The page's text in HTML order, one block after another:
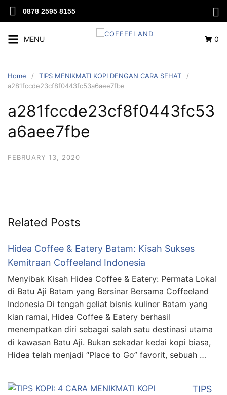
0878 2595 8155
MENU 0
Home
TIPS MENIKMATI KOPI DENGAN CARA SEHAT
a281fccde23cf8f0443fc53a6aee7fbe
a281fccde23cf8f0443fc53
a6aee7fbe
FEBRUARY 13, 2020
Related Posts
Hidea Coffee & Eatery Batam: Kisah Sukses
Kemitraan Coffeeland Indonesia
Menyibak Kisah Hidea Coffee & Eatery: Permata Lokal
di Batu Aji Batam yang Bersinar Bersama Coffeeland
Indonesia Di tengah geliat bisnis kuliner Batam yang
kian ramai, Hidea Coffee & Eatery berhasil
menempatkan diri sebagai salah satu destinasi utama
di kawasan Batu Aji. Bukan sekadar kedai kopi biasa,
Hidea telah menjadi “Place to Go” favorit, sebuah …
TIPS